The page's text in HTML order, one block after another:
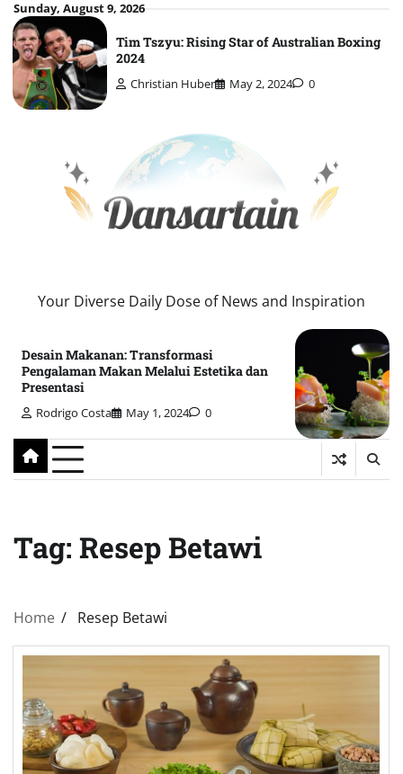
Skip
to
content
Sunday, August 9, 2026
Tim Tszyu: Rising Star of Australian Boxing
2024
Christian Huber May 2, 2024 0
Your Diverse Daily Dose of News and Inspiration
Desain Makanan: Transformasi
Pengalaman Makan Melalui Estetika dan
Presentasi
Rodrigo Costa May 1, 2024 0
Tag: Resep Betawi
Home Resep Betawi